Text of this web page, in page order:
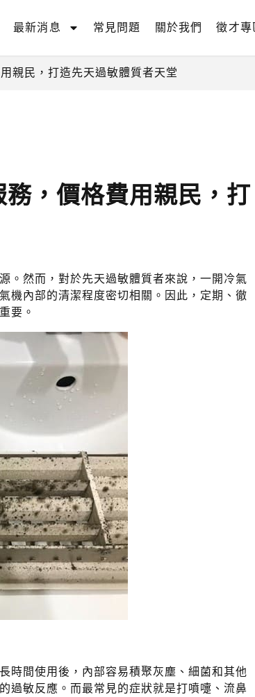
最新消息 常見問題 關於我們 徵才專
親民，打造先天過敏體質者天堂
，價格費用親民，打
。然而，對於先天過敏體質者來說，一開冷氣
機內部的清潔程度密切相關。因此，定期、徹
要。
時間使用後，內部容易積聚灰塵、細菌和其他
過敏反應。而最常見的症狀就是打噴嚏、流鼻